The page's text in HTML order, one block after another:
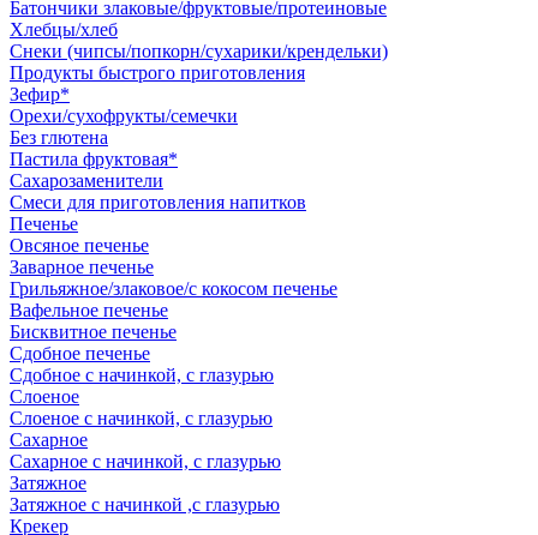
Батончики злаковые/фруктовые/протеиновые
Хлебцы/хлеб
Снеки (чипсы/попкорн/сухарики/крендельки)
Продукты быстрого приготовления
Зефир*
Орехи/сухофрукты/семечки
Без глютена
Пастила фруктовая*
Сахарозаменители
Смеси для приготовления напитков
Печенье
Овсяное печенье
Заварное печенье
Грильяжное/злаковое/с кокосом печенье
Вафельное печенье
Бисквитное печенье
Сдобное печенье
Сдобное с начинкой, с глазурью
Слоеное
Слоеное с начинкой, с глазурью
Сахарное
Сахарное с начинкой, с глазурью
Затяжное
Затяжное с начинкой ,с глазурью
Крекер